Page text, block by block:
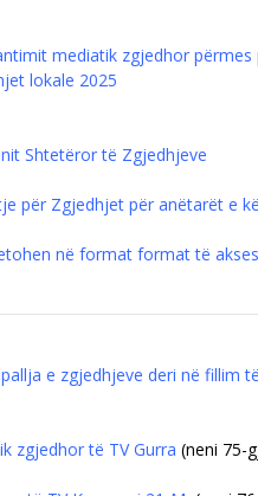
mediatik zgjedhor
lokale 2025
Shtetëror të Zgjedhjeve
për Zgjedhjet për anëtarët e
në format format të
e zgjedhjeve deri në
zgjedhor të TV Gurra (neni 75-